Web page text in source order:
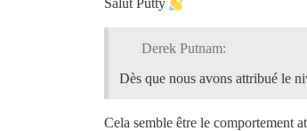
Salut Putty
Derek Putnam:
Dès que nous avons attribué le
Cela semble être le comportement